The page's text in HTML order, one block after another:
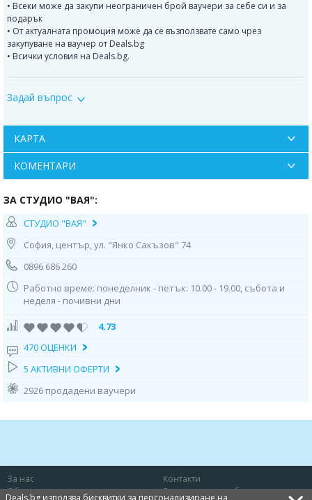
• Всеки може да закупи неограничен брой ваучери за себе си и за
подарък
• От актуалната промоция може да се възползвате само чрез
закупуване на ваучер от Deals.bg
• Всички условия на Deals.bg.
Може да се възползвате от актуалната промоция само чрез закупуване
на ваучер от Deals.bg. Неизползван в срок ваучер се счита за
Задай въпрос
КАРТА
КОМЕНТАРИ
ЗА СТУДИО "ВАЯ":
СТУДИО "ВАЯ"
София, център, ул. "Янко Сакъзов" 74
0896 686 260
Работно време: понеделник - петък: 10.00 - 19.00, събота и
неделя - почивни дни
4.73
470 ОЦЕНКИ
5 АКТИВНИ ОФЕРТИ
2926 продадени ваучери
За нас
Контакти
Общи условия
Защита на потребителя
Deals.bg използва бисквитки за персонализиране на